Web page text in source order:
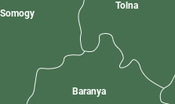
Baranya
Tolna
Somogy